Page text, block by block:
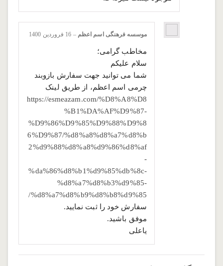
موسسه فرهنگی اسم اعظم– 16 فروردین 1400
مخاطب گرامی؛
سلام علیکم
شما می توانید جهت سفارش بازوبند
چرمی اسم اعظم، از طریق لینک
https://esmeazam.com/%D8%A8%D8
%B1%DA%AF%D9%87-
%D9%86%D9%85%D9%88%D9%8
6%D9%87/%d8%a8%d8%a7%d8%b
2%d9%88%d8%a8%d9%86%d8%af
-
%da%86%d8%b1%d9%85%db%8c-
%d8%a7%d8%b3%d9%85-
%d8%a7%d8%b9%d8%b8%d9%85/
سفارش خود را ثبت نمایید.
موفق باشید.
یاعلی